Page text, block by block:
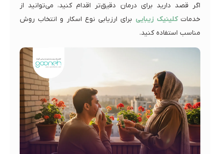
اگر قصد دارید برای درمان دقیق‌تر اقدام کنید، می‌توانید از
خدماتکلینیک زیبایی برای ارزیابی نوع اسکار و انتخاب روش
مناسب استفاده کنید.